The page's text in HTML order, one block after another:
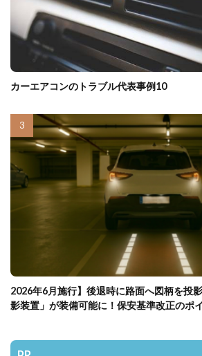
カーエアコンのトラブル代表事例10
2026年6月施行】後退時に路面へ図柄を投
影装置」が装備可能に！保安基準改正のポ